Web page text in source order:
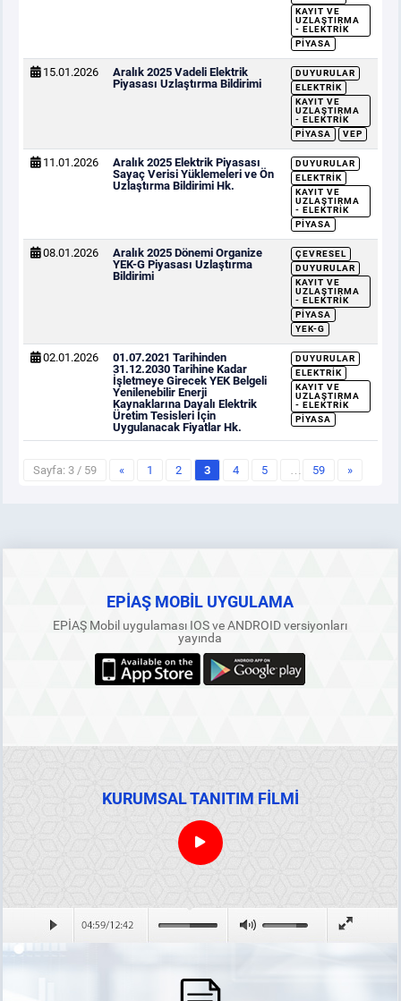
KAYIT VE
UZLAŞTIRMA
- ELEKTRIK
PIYASA
15.01.2026
Aralık 2025 Vadeli Elektrik
Piyasası Uzlaştırma Bildirimi
DUYURULAR
ELEKTRIK
KAYIT VE
UZLAŞTIRMA
- ELEKTRIK
PIYASA
VEP
11.01.2026
Aralık 2025 Elektrik Piyasası
Sayaç Verisi Yüklemeleri ve Ön
Uzlaştırma Bildirimi Hk.
DUYURULAR
ELEKTRIK
KAYIT VE
UZLAŞTIRMA
- ELEKTRIK
PIYASA
08.01.2026
Aralık 2025 Dönemi Organize
YEK-G Piyasası Uzlaştırma
Bildirimi
ÇEVRESEL
DUYURULAR
KAYIT VE
UZLAŞTIRMA
- ELEKTRIK
PIYASA
YEK-G
02.01.2026
01.07.2021 Tarihinden
31.12.2030 Tarihine Kadar
İşletmeye Girecek YEK Belgeli
Yenilenebilir Enerji
Kaynaklarına Dayalı Elektrik
Üretim Tesisleri İçin
Uygulanacak Fiyatlar Hk.
DUYURULAR
ELEKTRIK
KAYIT VE
UZLAŞTIRMA
- ELEKTRIK
PIYASA
Sayfa: 3 / 59 « 1 2 3 4 5 … 59 »
EPİAŞ MOBİL UYGULAMA
EPİAŞ Mobil uygulaması IOS ve ANDROID versiyonları
yayında
KURUMSAL TANITIM FİLMİ